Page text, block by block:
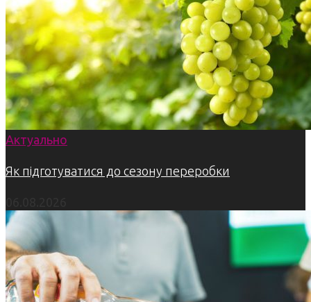
Актуально
Як підготуватися до сезону переробки